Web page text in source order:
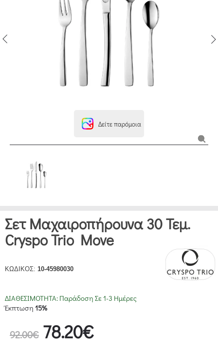
Δείτε παρόμοια
Σετ Μαχαιροπήρουνα 30 Τεμ.
Cryspo Trio Move
ΚΩΔΙΚΟΣ: 10-45980030
ΔΙΑΘΕΣΙΜΟΤΗΤΑ: Παράδοση Σε 1-3 Ημέρες
Έκπτωση 15%
92.00€ 78.20€